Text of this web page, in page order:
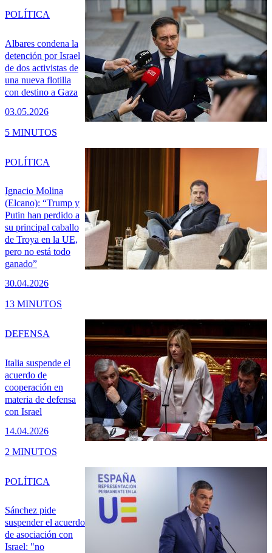
Albares condena la
detención por Israel
de dos activistas de
una nueva flotilla
con destino a Gaza
03.05.2026
POLÍTICA
5 MINUTOS
Ignacio Molina
(Elcano): “Trump y
Putin han perdido a
su principal caballo
de Troya en la UE,
pero no está todo
ganado”
30.04.2026
POLÍTICA
13 MINUTOS
Italia suspende el
acuerdo de
cooperación en
materia de defensa
con Israel
14.04.2026
DEFENSA
2 MINUTOS
Sánchez pide
suspender el acuerdo
de asociación con
Israel: "no
POLÍTICA